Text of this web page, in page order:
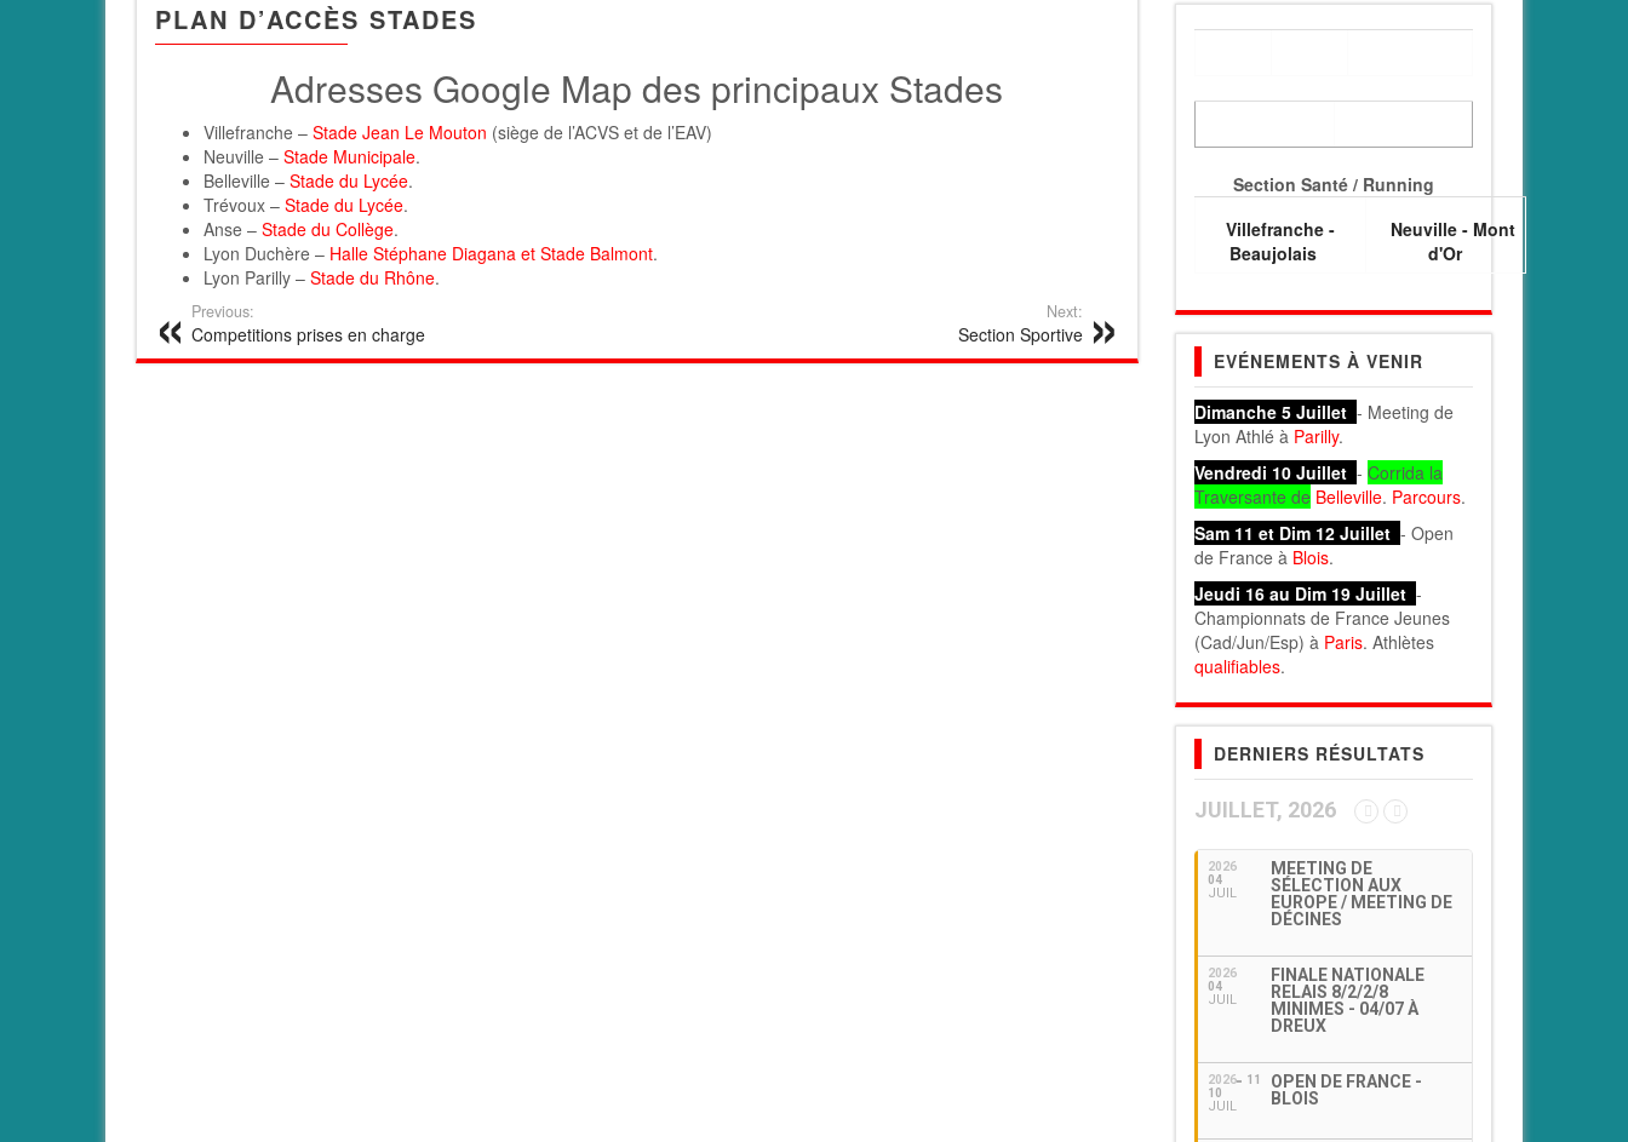
PLAN D’ACCÈS STADES
Adresses Google Map des principaux Stades
Villefranche – Stade Jean Le Mouton (siège de l’ACVS et de l’EAV)
Neuville – Stade Municipale.
Belleville – Stade du Lycée.
Trévoux – Stade du Lycée.
Anse – Stade du Collège.
Lyon Duchère – Halle Stéphane Diagana et Stade Balmont.
Lyon Parilly – Stade du Rhône.
Previous:
Competitions prises en charge
Next:
Section Sportive
Section Santé / Running
Villefranche -
Beaujolais
Neuville - Mont
d'Or
EVÉNEMENTS À VENIR
Dimanche 5 Juillet - Meeting de
Lyon Athlé à Parilly.
Vendredi 10 Juillet - Corrida la
Traversante de Belleville. Parcours.
Sam 11 et Dim 12 Juillet - Open
de France à Blois.
Jeudi 16 au Dim 19 Juillet -
Championnats de France Jeunes
(Cad/Jun/Esp) à Paris. Athlètes
qualifiables.
DERNIERS RÉSULTATS
JUILLET, 2026
2026
04
JUIL
MEETING DE
SÉLECTION AUX
EUROPE / MEETING DE
DÉCINES
2026
04
JUIL
FINALE NATIONALE
RELAIS 8/2/2/8
MINIMES - 04/07 À
DREUX
2026
10
JUIL
11
OPEN DE FRANCE -
BLOIS